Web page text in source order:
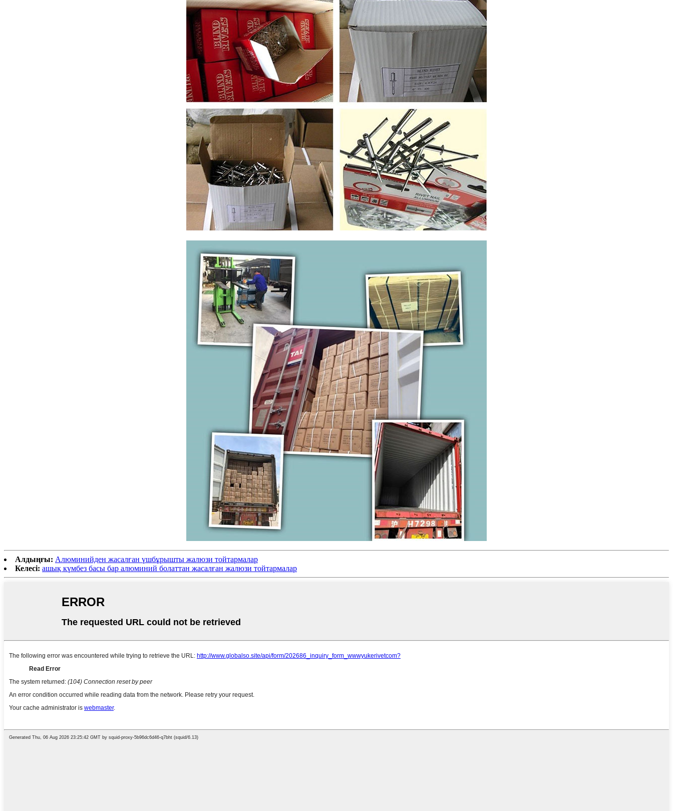
Алдыңғы: Алюминийден жасалған үшбұрышты жалюзи тойтармалар
Келесі: ашық күмбез басы бар алюминий болаттан жасалған жалюзи тойтармалар